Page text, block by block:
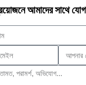
আমাদের সাথে